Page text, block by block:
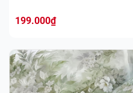
199.000₫